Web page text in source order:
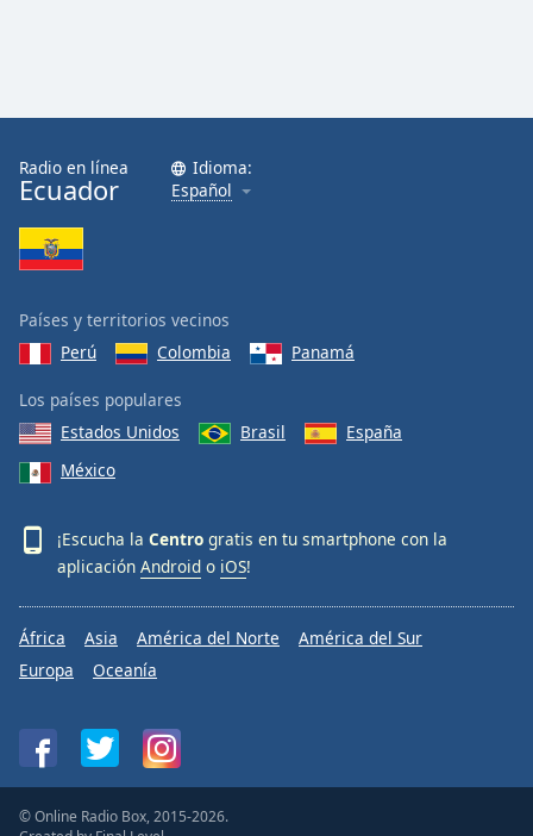
Radio en línea
Ecuador
Idioma:
Español
Países y territorios vecinos
Perú
Colombia Panamá
Los países populares
Estados Unidos
Brasil
España
México
¡Escucha la Centro gratis en tu smartphone con la
aplicación Android o iOS!
África Asia América del Norte
América del Sur
Europa
Oceanía
© Online Radio Box, 2015-2026.